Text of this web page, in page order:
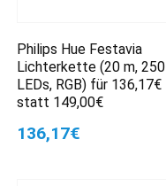
Philips Hue Festavia
Lichterkette (20 m, 250
LEDs, RGB) für 136,17€
statt 149,00€
136,17€